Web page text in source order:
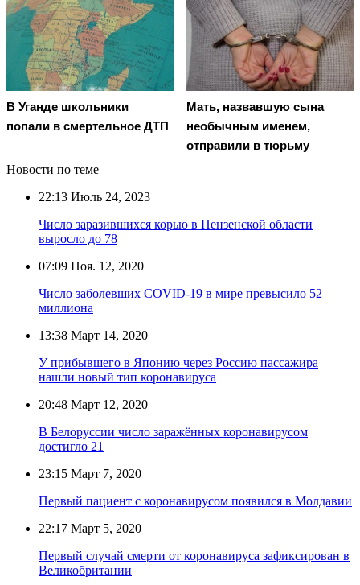
В Уганде школьники
попали в смертельное ДТП
Мать, назвавшую сына
необычным именем,
отправили в тюрьму
Новости по теме
22:13 Июль 24, 2023
Число заразившихся корью в Пензенской области
выросло до 78
07:09 Ноя. 12, 2020
Число заболевших COVID-19 в мире превысило 52
миллиона
13:38 Март 14, 2020
У прибывшего в Японию через Россию пассажира
нашли новый тип коронавируса
20:48 Март 12, 2020
В Белоруссии число заражённых коронавирусом
достигло 21
23:15 Март 7, 2020
Первый пациент с коронавирусом появился в Молдавии
22:17 Март 5, 2020
Первый случай смерти от коронавируса зафиксирован в
Великобритании